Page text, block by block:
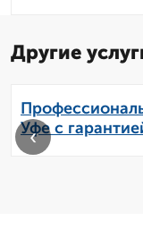
Другие
Уфе с
‹